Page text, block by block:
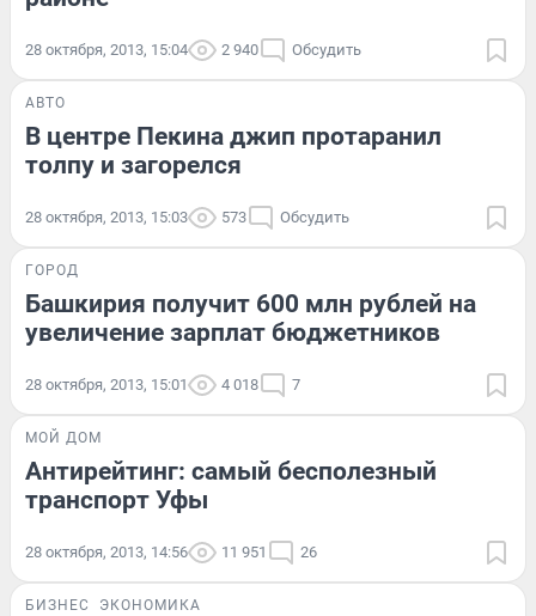
28 октября, 2013, 15:04 2 940 Обсудить
АВТО
В центре Пекина джип протаранил
толпу и загорелся
28 октября, 2013, 15:03 573 Обсудить
ГОРОД
Башкирия получит 600 млн рублей на
увеличение зарплат бюджетников
28 октября, 2013, 15:01 4 018 7
МОЙ ДОМ
Антирейтинг: самый бесполезный
транспорт Уфы
28 октября, 2013, 14:56 11 951 26
БИЗНЕС ЭКОНОМИКА